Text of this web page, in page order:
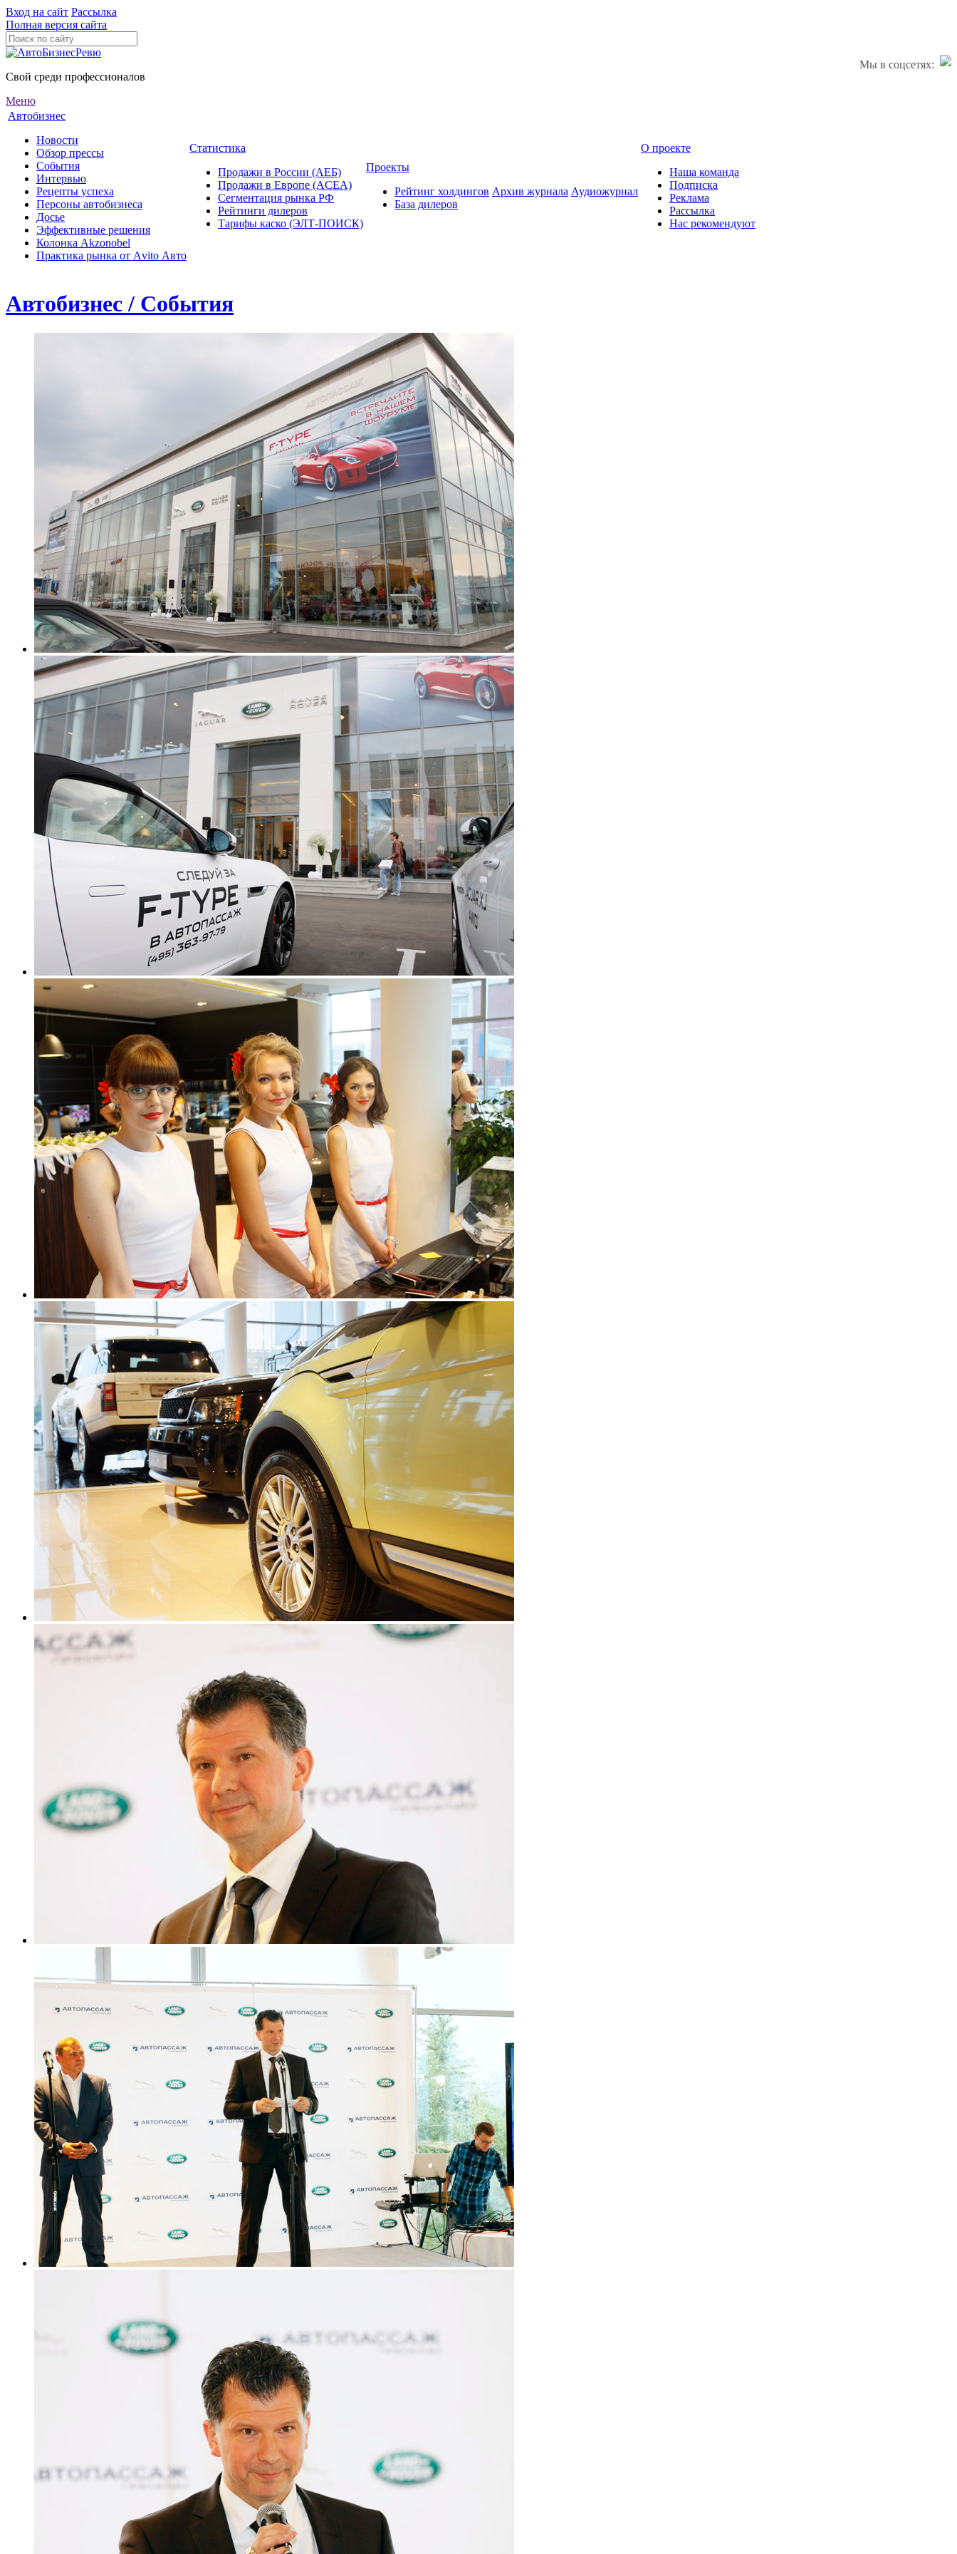
Вход на сайт Рассылка
Полная версия сайта
Мы в соцсетях:
Свой среди профессионалов
Меню
Автобизнес
Новости
Обзор прессы
События
Интервью
Рецепты успеха
Персоны автобизнеса
Досье
Эффективные решения
Колонка Akzonobel
Практика рынка от Аvito Авто
Статистика
Продажи в России (АЕБ)
Продажи в Европе (ACEA)
Сегментация рынка РФ
Рейтинги дилеров
Тарифы каско (ЭЛТ-ПОИСК)
Проекты
Рейтинг холдингов
База дилеров
Архив журнала Аудиожурнал
О проекте
Наша команда
Подписка
Реклама
Рассылка
Нас рекомендуют
Автобизнес / События